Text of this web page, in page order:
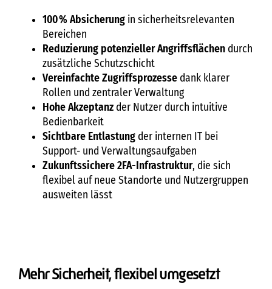
100 % Absicherungin sicherheitsrelevanten
Bereichen
Reduzierung potenzieller Angriffsflächendurch
zusätzliche Schutzschicht
Vereinfachte Zugriffsprozessedank klarer
Rollen und zentraler Verwaltung
Hohe Akzeptanzder Nutzer durch intuitive
Bedienbarkeit
Sichtbare Entlastungder internen IT bei
Support- und Verwaltungsaufgaben
Zukunftssichere 2FA-Infrastruktur, die sich
flexibel auf neue Standorte und Nutzergruppen
ausweiten lässt
Mehr Sicherheit, flexibel umgesetzt